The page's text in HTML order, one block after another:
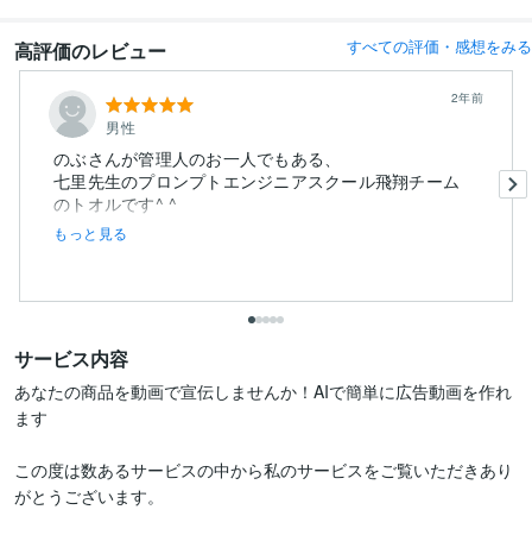
高評価のレビュー すべての評価・感想をみる
男性
2年前
のぶさんが管理人のお一人でもある、
七里先生のプロンプトエンジニアスクール飛翔チーム
のトオルです^ ^
もっと見る
サービス内容
あなたの商品を動画で宣伝しませんか！AIで簡単に広告動画を作れ
ます
この度は数あるサービスの中から私のサービスをご覧いただきあり
がとうございます。